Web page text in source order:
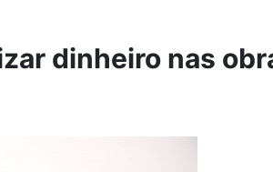
dinheiro nas